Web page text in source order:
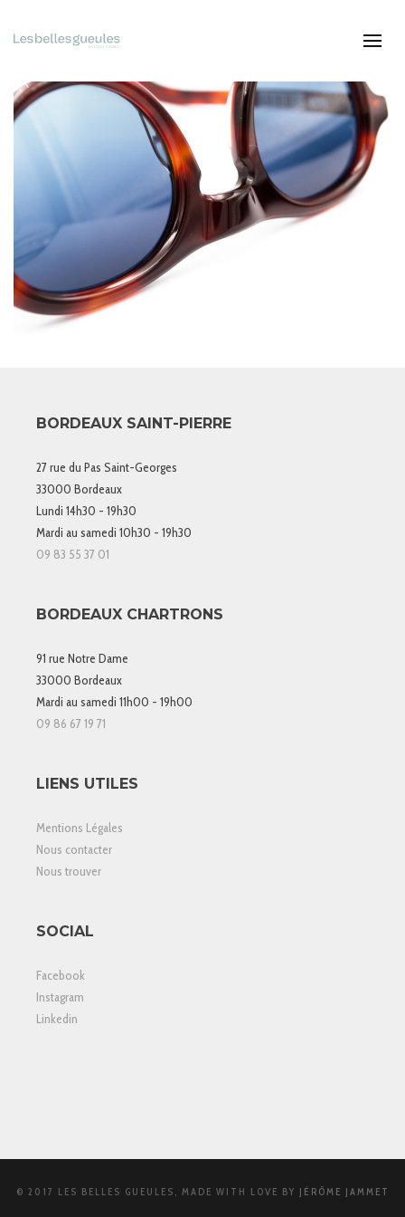
BORDEAUX SAINT-PIERRE
27 rue du Pas Saint-Georges
33000 Bordeaux
Lundi 14h30 - 19h30
Mardi au samedi 10h30 - 19h30
09 83 55 37 01
BORDEAUX CHARTRONS
91 rue Notre Dame
33000 Bordeaux
Mardi au samedi 11h00 - 19h00
09 86 67 19 71
LIENS UTILES
Mentions Légales
Nous contacter
Nous trouver
SOCIAL
Facebook
Instagram
Linkedin
© 2017 LES BELLES GUEULES, MADE WITH LOVE BY JÉRÔME JAMMET